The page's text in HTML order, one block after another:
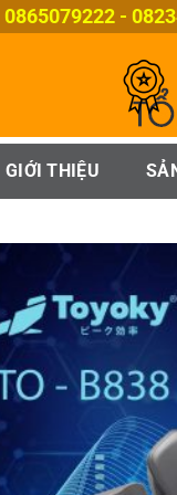
0865079222 -
GIỚI THIỆU